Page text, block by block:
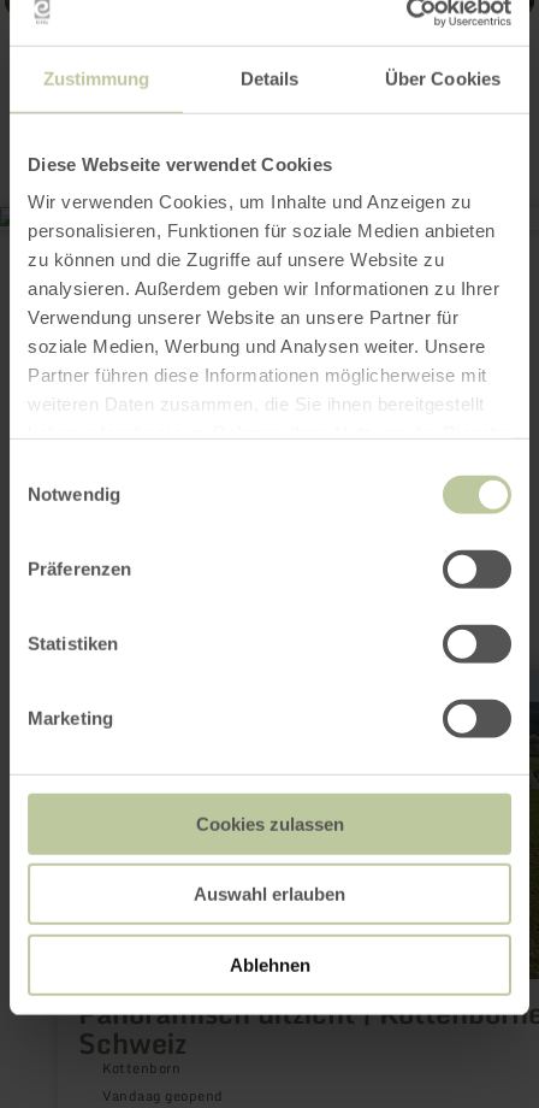
Zustimmung Details Über Cookies
Diese Webseite verwendet Cookies
Wir verwenden Cookies, um Inhalte und Anzeigen zu
personalisieren, Funktionen für soziale Medien anbieten
zu können und die Zugriffe auf unsere Website zu
analysieren. Außerdem geben wir Informationen zu Ihrer
Verwendung unserer Website an unsere Partner für
soziale Medien, Werbung und Analysen weiter. Unsere
Partner führen diese Informationen möglicherweise mit
weiteren Daten zusammen, die Sie ihnen bereitgestellt
Notwendig
Präferenzen
Statistiken
Marketing
Cookies zulassen
Auswahl erlauben
Ablehnen
Contact
Filialkirche St. Antonius
Kirchweg
53518 Kottenborn
E-mail
Website
Aankomst plannen
Dit kan ook
interessant zijn
Panoramisch uitzicht |
Schweiz
Kottenborn
Vandaag geopend
over:
Panoramisch
|
Kottenborner